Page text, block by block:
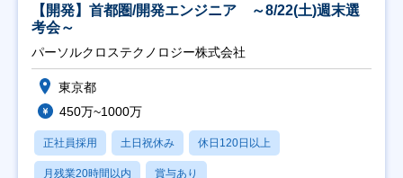
【開発】首都圏/開発エンジニア ～8/22(土)週末選
考会～
パーソルクロステクノロジー株式会社
東京都
450万~1000万
正社員採用 土日祝休み 休日120日以上
月残業20時間以内 賞与あり